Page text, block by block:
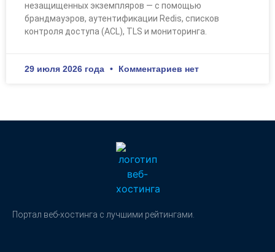
незащищенных экземпляров — с помощью
брандмауэров, аутентификации Redis, списков
контроля доступа (ACL), TLS и мониторинга.
29 июля 2026 года Комментариев нет
Портал веб-хостинга с лучшими рейтингами.